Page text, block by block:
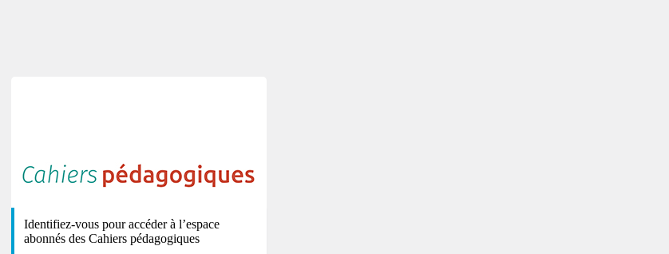
Identifiez-vous pour accéder à l’espace
abonnés des Cahiers pédagogiques